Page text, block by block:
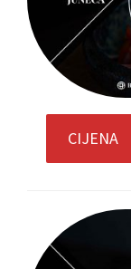
CIJENA